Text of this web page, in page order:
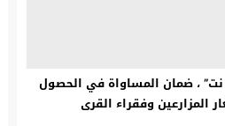
نت” ، ضمان المساواة في الحصول
المزارعين وفقراء القرى